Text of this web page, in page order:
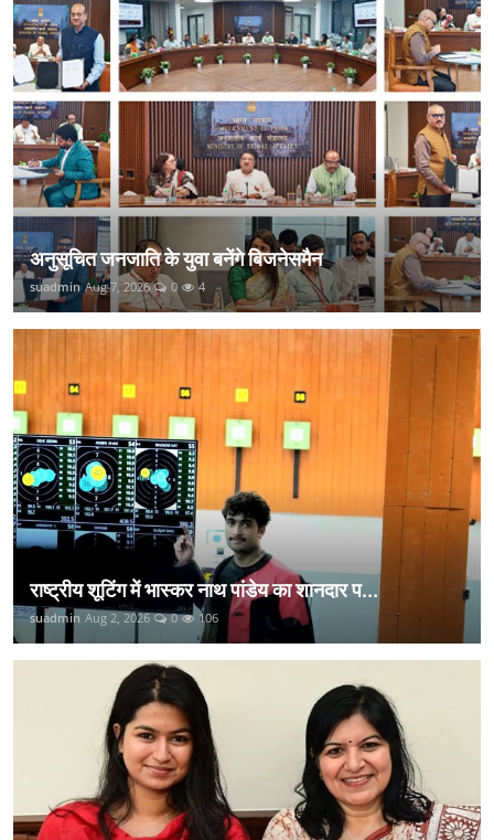
अनुसूचित जनजाति के युवा बनेंगे बिजनेसमैन
suadmin Aug 7, 2026 0 4
राष्ट्रीय शूटिंग में भास्कर नाथ पांडेय का शानदार प...
suadmin Aug 2, 2026 0 106